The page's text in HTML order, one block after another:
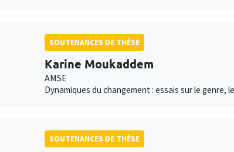
SOUTENANCES DE THÈSE
Karine Moukaddem
AMSE
Dynamiques du changement : essais sur le
SOUTENANCES DE THÈSE